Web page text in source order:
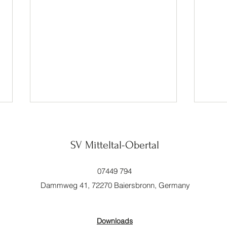
Start in die Sommerpause
SV Mitteltal-Obertal
Dammweg 41, 72270 Baiersbronn, Germany
07449 794
Downloads